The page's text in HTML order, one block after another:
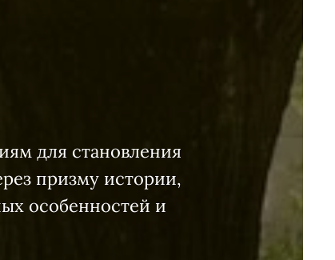
для становления
призму истории,
особенностей и